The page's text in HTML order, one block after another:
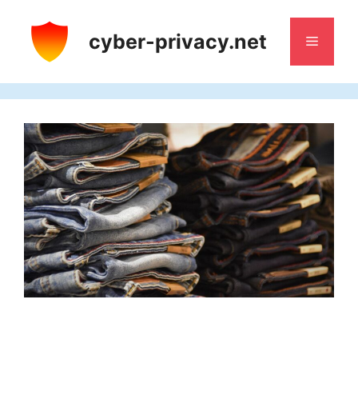
contenido
cyber-privacy.net Menú